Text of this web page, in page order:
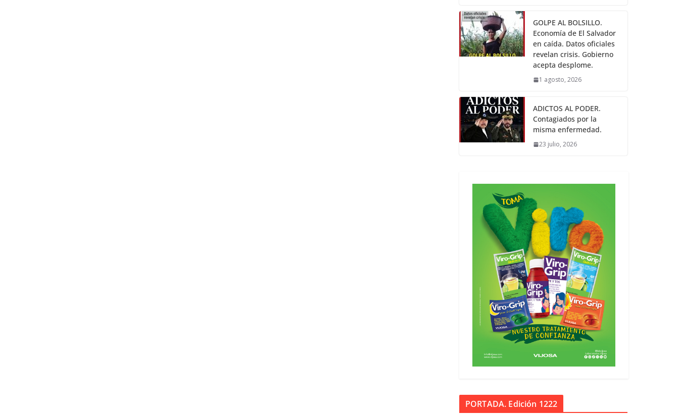
GOLPE AL BOLSILLO.
Economía de El Salvador
en caída. Datos oficiales
revelan crisis. Gobierno
acepta desplome.
1 agosto, 2026
ADICTOS AL PODER.
Contagiados por la
misma enfermedad.
23 julio, 2026
PORTADA. Edición 1222